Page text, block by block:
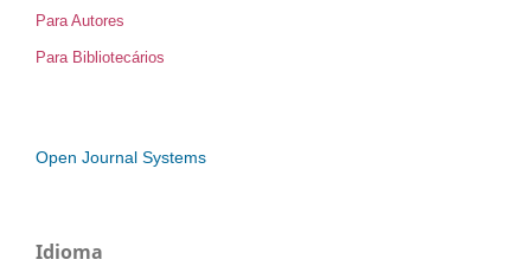
Para Autores
Para Bibliotecários
Open Journal Systems
Idioma